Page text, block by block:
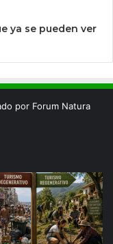
ya se pueden ver
por Forum Natura